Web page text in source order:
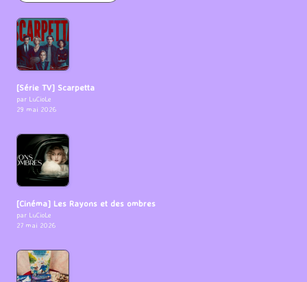
[Série TV] Scarpetta
par LuCioLe
29 mai 2026
[Cinéma] Les Rayons et des ombres
par LuCioLe
27 mai 2026